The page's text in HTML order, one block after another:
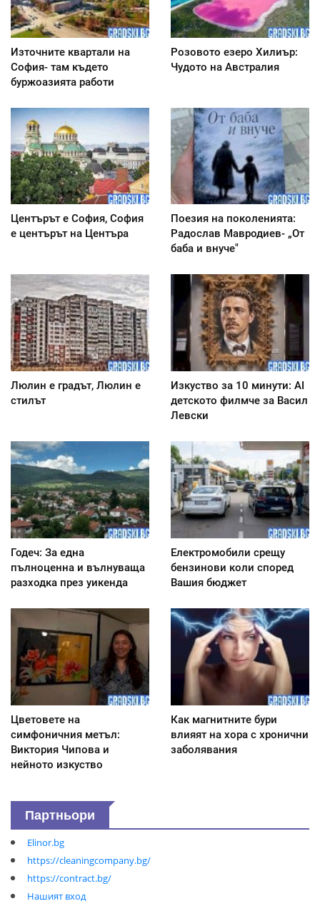
Източните квартали на
София- там където
буржоазията работи
Розовото езеро Хилиър:
Чудото на Австралия
Центърът е София, София
е центърът на Центъра
Поезия на поколенията:
Радослав Мавродиев- „От
баба и внуче"
Люлин е градът, Люлин е
стилът
Изкуство за 10 минути: AI
детското филмче за Васил
Левски
Годеч: За една
пълноценна и вълнуваща
разходка през уикенда
Електромобили срещу
бензинови коли според
Вашия бюджет
Цветовете на
симфоничния метъл:
Виктория Чипова и
нейното изкуство
Как магнитните бури
влияят на хора с хронични
заболявания
Партньори
Elinor.bg
https://cleaningcompany.bg/
https://contract.bg/
Нашият вход